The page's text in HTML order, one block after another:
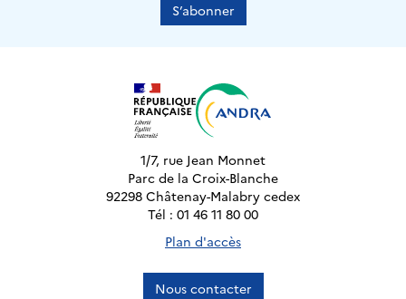
S’abonner
1/7, rue Jean Monnet
Parc de la Croix-Blanche
92298 Châtenay-Malabry cedex
Tél : 01 46 11 80 00
Plan d'accès
Nous contacter